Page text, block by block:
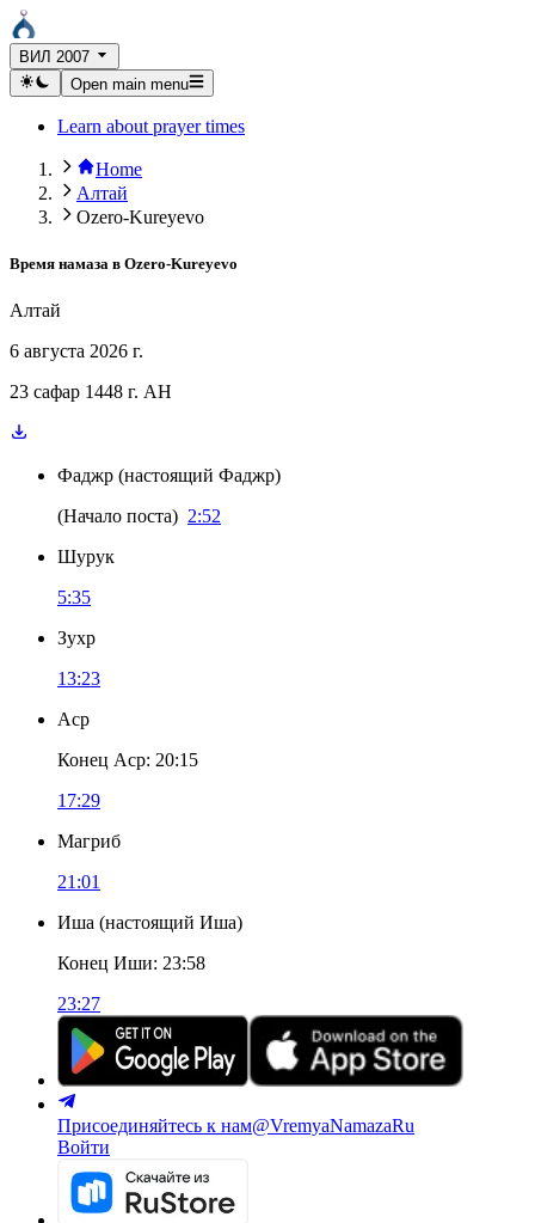
ВИЛ 2007
Open main menu
Learn about prayer times
Home
Алтай
Ozero-Kureyevo
Время намаза в Ozero-Kureyevo
Алтай
6 августа 2026 г.
23 сафар 1448 г. AH
Фаджр (настоящий Фаджр)
(Начало поста) 2:52
Шурук
5:35
Зухр
13:23
Аср
Конец Аср: 20:15
17:29
Магриб
21:01
Иша (настоящий Иша)
Конец Иши: 23:58
23:27
Присоединяйтесь к нам@VremyaNamazaRu
Войти